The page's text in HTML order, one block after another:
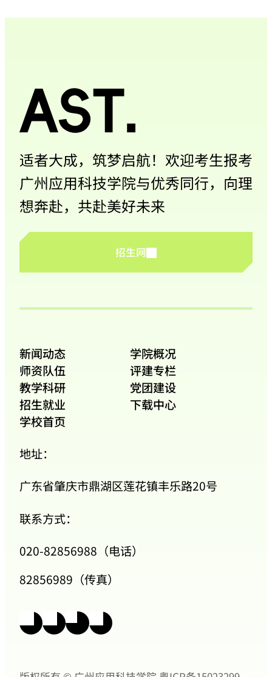
适者大成，筑梦启航！欢迎考生报考
广州应用科技学院与优秀同行，向理
想奔赴，共赴美好未来
招生网
地址：
广东省肇庆市鼎湖区莲花镇丰乐路20号
联系方式：
020-82856988（电话）
82856989（传真）
新闻动态
学院概况
师资队伍
评建专栏
教学科研
党团建设
招生就业
下载中心
学校首页